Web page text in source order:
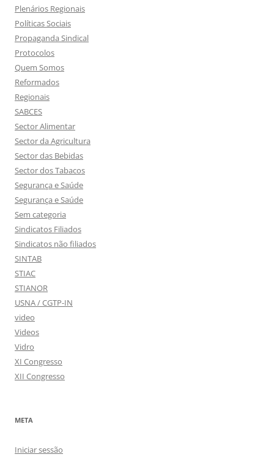
Plenários Regionais
Políticas Sociais
Propaganda Sindical
Protocolos
Quem Somos
Reformados
Regionais
SABCES
Sector Alimentar
Sector da Agricultura
Sector das Bebidas
Sector dos Tabacos
Segurança e Saúde
Segurança e Saúde
Sem categoria
Sindicatos Filiados
Sindicatos não filiados
SINTAB
STIAC
STIANOR
USNA / CGTP-IN
video
Videos
Vidro
XI Congresso
XII Congresso
META
Iniciar sessão